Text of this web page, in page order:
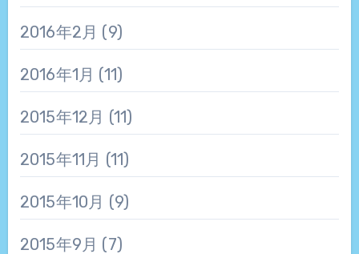
2016年2月 (9)
2016年1月 (11)
2015年12月 (11)
2015年11月 (11)
2015年10月 (9)
2015年9月 (7)